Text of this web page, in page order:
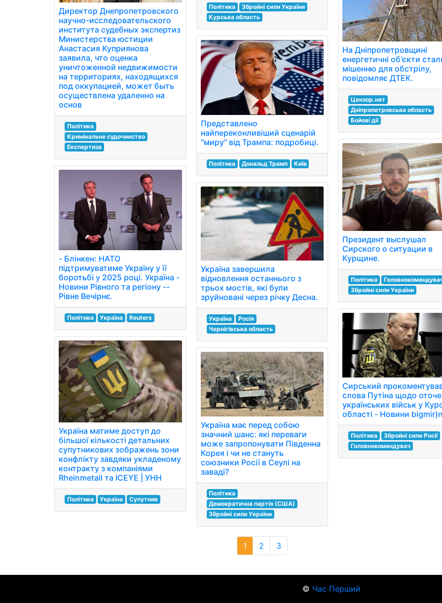
Директор Днепропетровского
научно-исследовательского
института судебных экспертиз
Министерства юстиции
Анастасия Куприянова
заявила, что оценка
уничтоженной недвижимости
на территориях, находящихся
под оккупацией, может быть
осуществлена удаленно на
основ
Політика
Кримінальне судочинство
Експертиза
- Блінкен: НАТО
підтримуватиме Україну у її
боротьбі у 2025 році. Україна -
Новини Рівного та регіону --
Рівне Вечірнє.
Політика Україна Reuters
Україна матиме доступ до
більшої кількості детальних
супутникових зображень зони
конфлікту завдяки укладеному
контракту з компаніями
Rheinmetall та ICEYE | УНН
Політика Україна Супутник
Політика
Збройні сили України
Курська область
Представлено
найпереконливіший сценарій
"миру" від Трампа: подробиці.
Політика Дональд Трамп Київ
Україна завершила
відновлення останнього з
трьох мостів, які були
зруйновані через річку Десна.
Україна
Росія
Чернігівська область
Україна має перед собою
значний шанс: які переваги
може запропонувати Південна
Корея і чи не стануть
союзники Росії в Сеулі на
заваді?
Політика
Демократична партія (США)
Збройні сили України
На Дніпропетровщині
енергетичні об'єкти
мішенню для обстрілу,
повідомляє ДТЕК.
Цензор.нет
Дніпропетровська область
Бойові дії
Президент выслушал
Сирского о ситуации в
Курщине.
Політика
Збройні сили України
Сирський
слова Путіна щодо
українських військ у
області - Новини
Політика
Збройні сили Росії
Головнокомандувач
1 2 3
© Час Перший